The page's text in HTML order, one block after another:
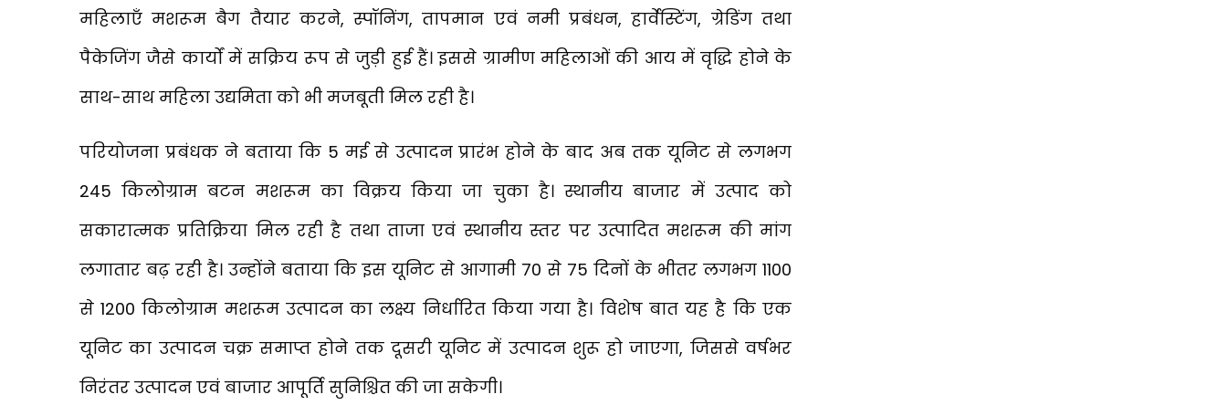
महिलाएँ मशरूम बैग तैयार करने, स्पॉनिंग, तापमान एवं नमी प्रबंधन, हार्वेस्टिंग, ग्रेडिंग तथा
पैकेजिंग जैसे कार्यों में सक्रिय रूप से जुड़ी हुई हैं। इससे ग्रामीण महिलाओं की आय में वृद्धि होने के
साथ-साथ महिला उद्यमिता को भी मजबूती मिल रही है।
परियोजना प्रबंधक ने बताया कि 5 मई से उत्पादन प्रारंभ होने के बाद अब तक यूनिट से लगभग
245 किलोग्राम बटन मशरूम का विक्रय किया जा चुका है। स्थानीय बाजार में उत्पाद को
सकारात्मक प्रतिक्रिया मिल रही है तथा ताजा एवं स्थानीय स्तर पर उत्पादित मशरूम की मांग
लगातार बढ़ रही है। उन्होंने बताया कि इस यूनिट से आगामी 70 से 75 दिनों के भीतर लगभग 1100
से 1200 किलोग्राम मशरूम उत्पादन का लक्ष्य निर्धारित किया गया है। विशेष बात यह है कि एक
यूनिट का उत्पादन चक्र समाप्त होने तक दूसरी यूनिट में उत्पादन शुरू हो जाएगा, जिससे वर्षभर
निरंतर उत्पादन एवं बाजार आपूर्ति सुनिश्चित की जा सकेगी।